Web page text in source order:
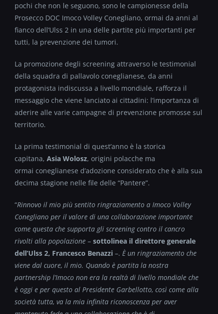
pochi che non le seguono, sono le campionesse della
Prosecco DOC Imoco Volley Conegliano, ormai da anni al
fianco dell’Ulss 2 in una delle partite più importanti per
tutti, la prevenzione dei tumori.
La promozione degli screening attraverso le testimonial
della squadra di pallavolo coneglianese, da anni
protagonista indiscussa a livello mondiale, rafforza il
messaggio che viene lanciato ai cittadini: l’importanza di
aderire alle varie campagne di prevenzione promosse sul
territorio.
La prima testimonial di quest’anno è la storica
capitana, Asia Wolosz, origini polacche ma
ormai coneglianese d’adozione considerato che è alla sua
decima stagione nelle file delle “Pantere”.
“Rinnovo il mio più sentito ringraziamento a Imoco Volley
Conegliano per il valore di una collaborazione importante
come questa che supporta gli screening contro il cancro
rivolti alla popolazione – sottolinea il direttore generale
dell’Ulss 2, Francesco Benazzi –. È un ringraziamento che
viene dal cuore, il mio. Quando è partita la nostra
partnership l’Imoco non era la realtà di livello mondiale che
è oggi e per questo al Presidente Garbellotto, così come alla
società tutta, va la mia infinita riconoscenza per aver